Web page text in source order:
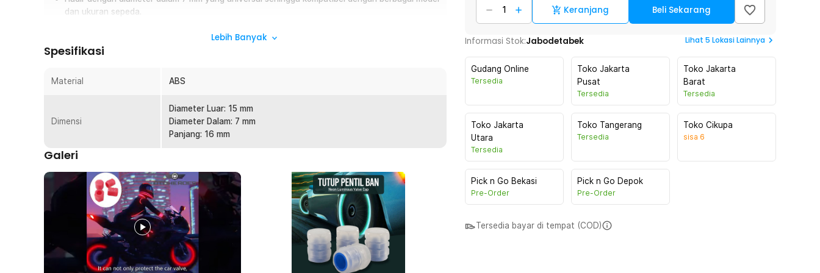
dan ukuran sepeda.
Ingin memberikan sentuhan ekstra pada kendaraan? Cobalah mengganti tutup pentil ban kendaraan
memancarkan cahaya yang mengesankan. Selain menunjang tampilan kendaraan, tutup pentil ini juga
tidak melupakan fungsinya untuk menjaga tekanan angin dan mencegah masuknya kotoran ke dalam
Fitur
Pancaran Cahaya Neon
Saat ada cahaya, tutup pentil ban ini akan menyerap cahaya tersebut dan memancarkannya
kembali. Cahaya neon akan tampak semakin keren saat roda kendaraan berputar, terutama di
malam hari.
Desain Dua Layer
Tidak hanya efek cahaya neon yang membuat tutup pentil ban kendaraan ini patut Anda miliki,
Lebih Banyak
Spesifikasi
Material ABS
Dimensi
Diameter Luar: 15 mm
Diameter Dalam: 7 mm
Panjang: 16 mm
Galeri
Keranjang Beli Sekarang
Informasi Stok:Jabodetabek Lihat 5 Lokasi Lainnya
Gudang Online
Tersedia
Toko Jakarta
Pusat
Tersedia
Toko Jakarta
Barat
Tersedia
Toko Jakarta
Utara
Tersedia
Toko Tangerang
Tersedia
Toko Cikupa
sisa 6
Pick n Go Bekasi
Pre-Order
Pick n Go Depok
Pre-Order
Tersedia bayar di tempat (COD)